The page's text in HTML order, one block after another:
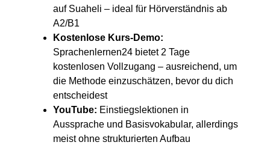
auf Suaheli – ideal für Hörverständnis ab
A2/B1
Kostenlose Kurs-Demo:
Sprachenlernen24 bietet 2 Tage
kostenlosen Vollzugang – ausreichend, um
die Methode einzuschätzen, bevor du dich
entscheidest
YouTube: Einstiegslektionen in
Aussprache und Basisvokabular, allerdings
meist ohne strukturierten Aufbau